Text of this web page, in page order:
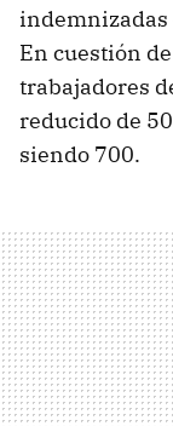
indemnizadas
En cuestión
trabajadores
reducido de
siendo 700.